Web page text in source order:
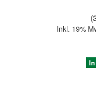
(
Inkl. 19%